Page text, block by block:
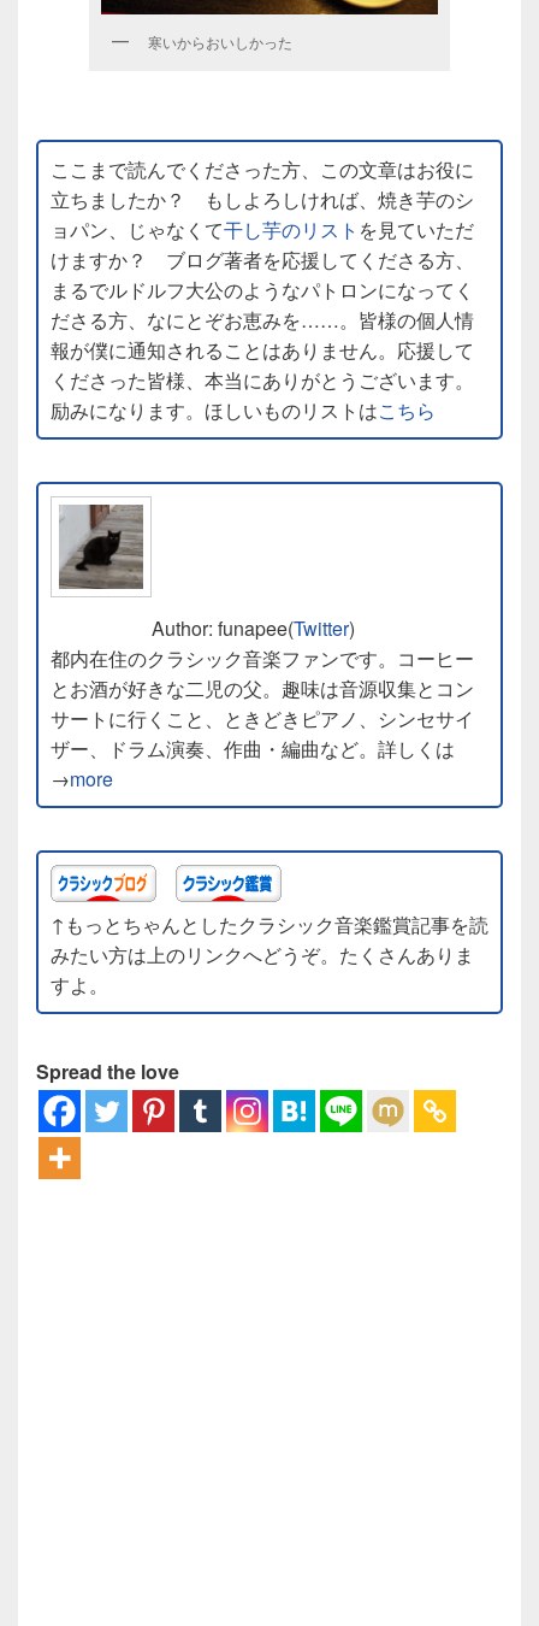
寒いからおいしかった
ここまで読んでくださった方、この文章はお役に
立ちましたか？ もしよろしければ、焼き芋のシ
ョパン、じゃなくて干し芋のリスト を見ていただ
けますか？ ブログ著者を応援してくださる方、
まるでルドルフ大公のようなパトロンになってく
ださる方、なにとぞお恵みを……。皆様の個人情
報が僕に通知されることはありません。応援して
くださった皆様、本当にありがとうございます。
励みになります。ほしいものリストはこちら
Author: funapee(Twitter)
都内在住のクラシック音楽ファンです。コーヒー
とお酒が好きな二児の父。趣味は音源収集とコン
サートに行くこと、ときどきピアノ、シンセサイ
ザー、ドラム演奏、作曲・編曲など。詳しくは
→more
↑もっとちゃんとしたクラシック音楽鑑賞記事を読
みたい方は上のリンクへどうぞ。たくさんありま
すよ。
Spread the love